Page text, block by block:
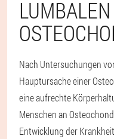
LUMBALEN
Nach Untersuchungen
Hauptursache einer
eine aufrechte
Menschen an
Entwicklung der